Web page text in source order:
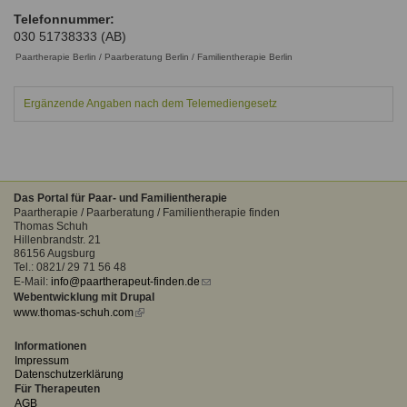
Qualitätssicherung
Qualität unserer Therapeuten
Familienthemen
Fortbildungen
Fortbildungen
Information über Qualifikation
vergessen?
Anmelden
Sitemap
Formular zur Registrierung
Telefonnummer:
030 51738333 (AB)
Paartherapie Berlin / Paarberatung Berlin / Familientherapie Berlin
Ergänzende Angaben nach dem Telemediengesetz
Das Portal für Paar- und Familientherapie
Paartherapie / Paarberatung / Familientherapie finden
Thomas Schuh
Hillenbrandstr. 21
86156 Augsburg
Tel.: 0821/ 29 71 56 48
E-Mail: info@paartherapeut-finden.de (link
Webentwicklung mit Drupal
www.thomas-schuh.com(link
Informationen
Impressum
Datenschutzerklärung
Für Therapeuten
AGB